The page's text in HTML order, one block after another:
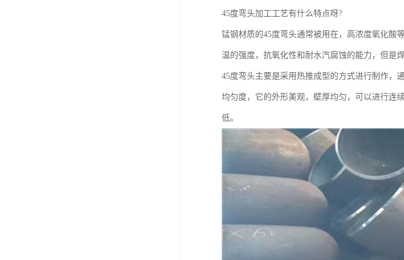
45度弯头加工工艺有什么特点呀?
锰钢材质的45度弯头通常被用在，高浓度氧化酸
温的强度，抗氧化性和耐水汽腐蚀的能力，但是
45度弯头主要是采用热推成型的方式进行制作，
均匀度，它的外形美观，壁厚均匀，可以进行连
低。